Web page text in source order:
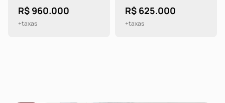
R$ 960.000
+taxas
R$ 625.000
+taxas